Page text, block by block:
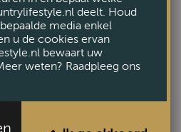
deelt. Houd
media enkel
u de cookies ervan
bewaart uw
weten? Raadpleeg ons